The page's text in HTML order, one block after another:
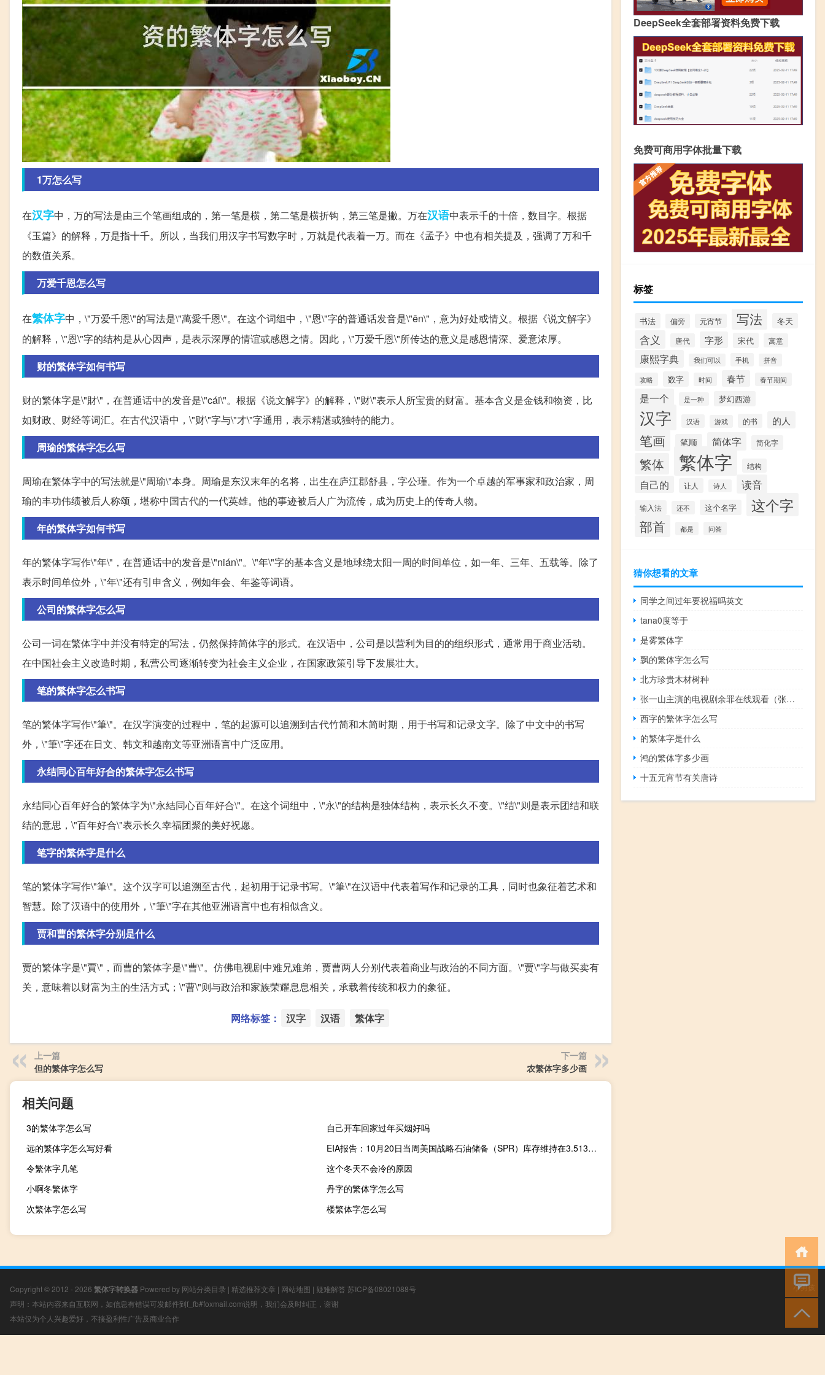
1万怎么写
在汉字中，万的写法是由三个笔画组成的，第一笔是横，第二笔是横折钩，第三笔是撇。万在汉语中表示千的十倍，数目字。根据
《玉篇》的解释，万是指十千。所以，当我们用汉字书写数字时，万就是代表着一万。而在《孟子》中也有相关提及，强调了万和千
的数值关系。
万爱千恩怎么写
在繁体字中，\"万爱千恩\"的写法是\"萬愛千恩\"。在这个词组中，\"恩\"字的普通话发音是\"ēn\"，意为好处或情义。根据《说文解字》
的解释，\"恩\"字的结构是从心因声，是表示深厚的情谊或感恩之情。因此，\"万爱千恩\"所传达的意义是感恩情深、爱意浓厚。
财的繁体字如何书写
财的繁体字是\"財\"，在普通话中的发音是\"cái\"。根据《说文解字》的解释，\"财\"表示人所宝贵的财富。基本含义是金钱和物资，比
如财政、财经等词汇。在古代汉语中，\"财\"字与\"才\"字通用，表示精湛或独特的能力。
周瑜的繁体字怎么写
周瑜在繁体字中的写法就是\"周瑜\"本身。周瑜是东汉末年的名将，出生在庐江郡舒县，字公瑾。作为一个卓越的军事家和政治家，周
瑜的丰功伟绩被后人称颂，堪称中国古代的一代英雄。他的事迹被后人广为流传，成为历史上的传奇人物。
年的繁体字如何书写
年的繁体字写作\"年\"，在普通话中的发音是\"nián\"。\"年\"字的基本含义是地球绕太阳一周的时间单位，如一年、三年、五载等。除了
表示时间单位外，\"年\"还有引申含义，例如年会、年鉴等词语。
公司的繁体字怎么写
公司一词在繁体字中并没有特定的写法，仍然保持简体字的形式。在汉语中，公司是以营利为目的的组织形式，通常用于商业活动。
在中国社会主义改造时期，私营公司逐渐转变为社会主义企业，在国家政策引导下发展壮大。
笔的繁体字怎么书写
笔的繁体字写作\"筆\"。在汉字演变的过程中，笔的起源可以追溯到古代竹简和木简时期，用于书写和记录文字。除了中文中的书写
外，\"筆\"字还在日文、韩文和越南文等亚洲语言中广泛应用。
永结同心百年好合的繁体字怎么书写
永结同心百年好合的繁体字为\"永結同心百年好合\"。在这个词组中，\"永\"的结构是独体结构，表示长久不变。\"结\"则是表示团结和联
结的意思，\"百年好合\"表示长久幸福团聚的美好祝愿。
笔字的繁体字是什么
笔的繁体字写作\"筆\"。这个汉字可以追溯至古代，起初用于记录书写。\"筆\"在汉语中代表着写作和记录的工具，同时也象征着艺术和
智慧。除了汉语中的使用外，\"筆\"字在其他亚洲语言中也有相似含义。
贾和曹的繁体字分别是什么
贾的繁体字是\"賈\"，而曹的繁体字是\"曹\"。仿佛电视剧中难兄难弟，贾曹两人分别代表着商业与政治的不同方面。\"贾\"字与做买卖有
关，意味着以财富为主的生活方式；\"曹\"则与政治和家族荣耀息息相关，承载着传统和权力的象征。
网络标签： 汉字 汉语 繁体字
上一篇
但的繁体字怎么写
下一篇
农繁体字多少画
相关问题
3的繁体字怎么写
自己开车回家过年买烟好吗
远的繁体字怎么写好看
EIA报告：10月20日当周美国战略石油储备（SPR）库存维持在3.513亿桶不变
令繁体字几笔
这个冬天不会冷的原因
小啊冬繁体字
丹字的繁体字怎么写
次繁体字怎么写
楼繁体字怎么写
DeepSeek全套部署资料免费下载
免费可商用字体批量下载
标签
书法 偏旁 元宵节 写法 冬天
含义 唐代 字形 宋代 寓意
康熙字典 我们可以 手机 拼音
攻略 数字 时间 春节 春节期间
是一个 是一种 梦幻西游
汉字 汉语 游戏 的书 的人
笔画 笔顺 简体字 简化字
繁体 繁体字 结构
自己的 让人 诗人 读音
输入法 还不 这个名字 这个字
部首 都是 问答
猜你想看的文章
同学之间过年要祝福吗英文
tana0度等于
是雾繁体字
飘的繁体字怎么写
北方珍贵木材树种
张一山主演的电视剧余罪在线观看（张一山主演的电视剧）
西字的繁体字怎么写
的繁体字是什么
鸿的繁体字多少画
十五元宵节有关唐诗
Copyright © 2012 - 2026 繁体字转换器 Powered by 网站分类目录 | 精选推荐文章 | 网站地图 | 疑难解答 苏ICP备08021088号
声明：本站内容来自互联网，如信息有错误可发邮件到f_fb#foxmail.com说明，我们会及时纠正，谢谢
本站仅为个人兴趣爱好，不接盈利性广告及商业合作
小男孩